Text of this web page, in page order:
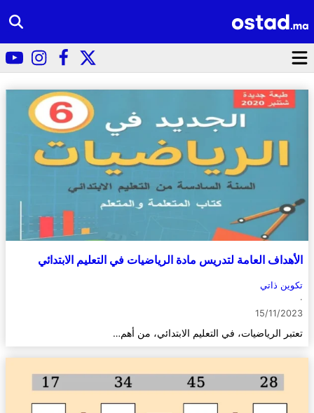
الأهداف العامة لتدريس مادة الرياضيات في التعليم الابتدائي
تكوين ذاتي
·
15/11/2023
تعتبر الرياضيات، في التعليم الابتدائي، من أهم…